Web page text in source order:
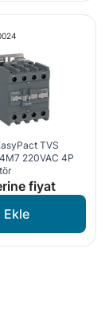
TVS
220VAC 4P
fiyat